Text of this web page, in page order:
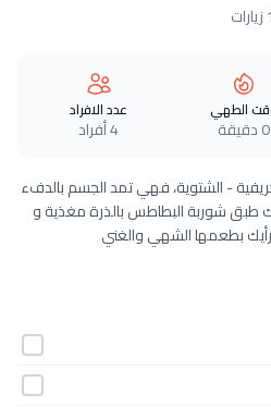
الطهي
0 دقيقة
عدد الافراد
4 أفراد
- الشتوية، فهي تمد الجسم بالدفء
شوربة البطاطس بالذرة مغذية و
بطعمها الشهي والغني